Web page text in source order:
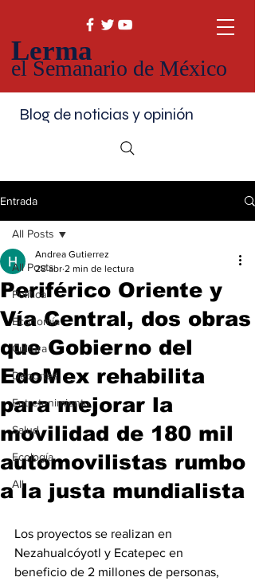
Lerma
el Semanario de México
Blog de noticias y opinión
Entrada
All Posts
Política
Economía
Cultura
Deportes
Entretenimiento
Salud
Ecología
All
All Posts
Periférico Oriente y
Vía Central, dos obras
que Gobierno del
EdoMex rehabilita
para mejorar la
movilidad de 180 mil
automovilistas rumbo
a la justa mundialista
Andrea Gutierrez
28 abr 2 min de lectura
Los proyectos se realizan en
Nezahualcóyotl y Ecatepec en
beneficio de 2 millones de personas,